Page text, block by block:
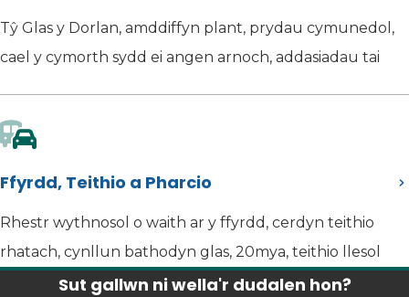
Tŷ Glas y Dorlan, amddiffyn plant, prydau cymunedol,
cael y cymorth sydd ei angen arnoch, addasiadau tai
Ffyrdd, Teithio a Pharcio
Rhestr wythnosol o waith ar y ffyrdd, cerdyn teithio
rhatach, cynllun bathodyn glas, 20mya, teithio llesol
Sut gallwn ni wella'r dudalen hon?